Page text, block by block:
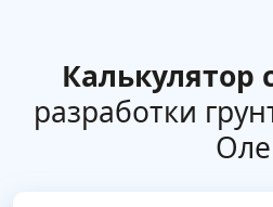
Калькулятор
разработки
Оле